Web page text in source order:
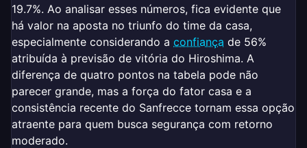
19.7%. Ao analisar esses números, fica evidente que
há valor na aposta no triunfo do time da casa,
especialmente considerando a confiança de 56%
atribuída à previsão de vitória do Hiroshima. A
diferença de quatro pontos na tabela pode não
parecer grande, mas a força do fator casa e a
consistência recente do Sanfrecce tornam essa opção
atraente para quem busca segurança com retorno
moderado.